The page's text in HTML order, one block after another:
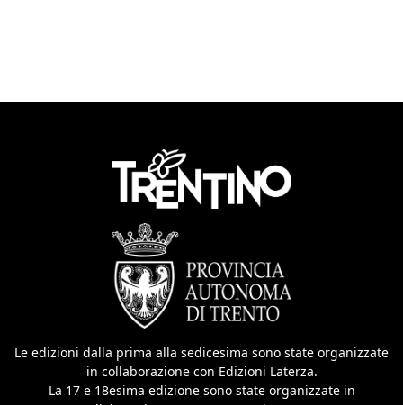
Le edizioni dalla prima alla sedicesima sono state organizzate
in collaborazione con Edizioni Laterza.
La 17 e 18esima edizione sono state organizzate in